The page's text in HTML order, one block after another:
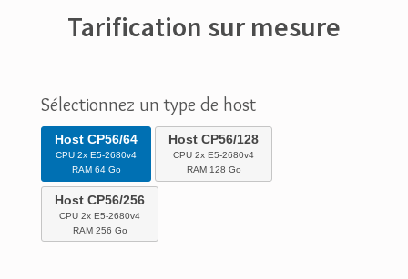
Tarification sur mesure
Sélectionnez un type de host
Host CP56/64
CPU 2x E5-2680v4
RAM 64 Go
Host CP56/128
CPU 2x E5-2680v4
RAM 128 Go
Host CP56/256
CPU 2x E5-2680v4
RAM 256 Go